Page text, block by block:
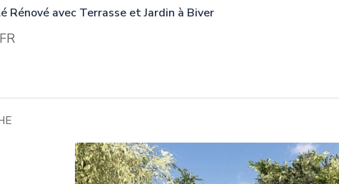
avec Terrasse et Jardin à Biver